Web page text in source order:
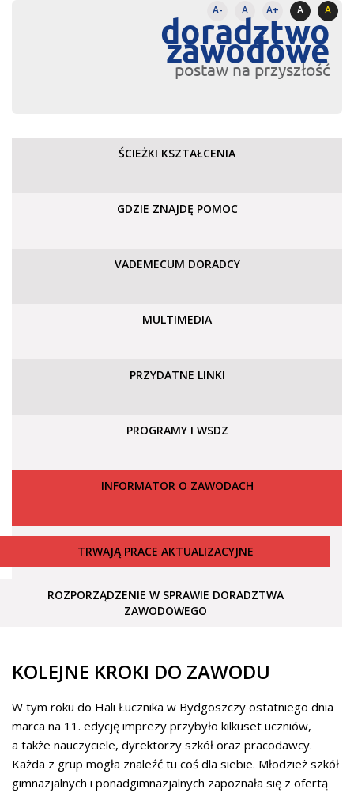
A- A A+ A A
doradztwo
zawodowe
postaw na przyszłość
ŚCIEŻKI KSZTAŁCENIA
GDZIE ZNAJDĘ POMOC
VADEMECUM DORADCY
MULTIMEDIA
PRZYDATNE LINKI
PROGRAMY I WSDZ
INFORMATOR O ZAWODACH
TRWAJĄ PRACE AKTUALIZACYJNE
ROZPORZĄDZENIE W SPRAWIE DORADZTWA
ZAWODOWEGO
KOLEJNE KROKI DO ZAWODU
W tym roku do Hali Łucznika w Bydgoszczy ostatniego dnia
marca na 11. edycję imprezy przybyło kilkuset uczniów,
a także nauczyciele, dyrektorzy szkół oraz pracodawcy.
Każda z grup mogła znaleźć tu coś dla siebie. Młodzież szkół
gimnazjalnych i ponadgimnazjalnych zapoznała się z ofertą